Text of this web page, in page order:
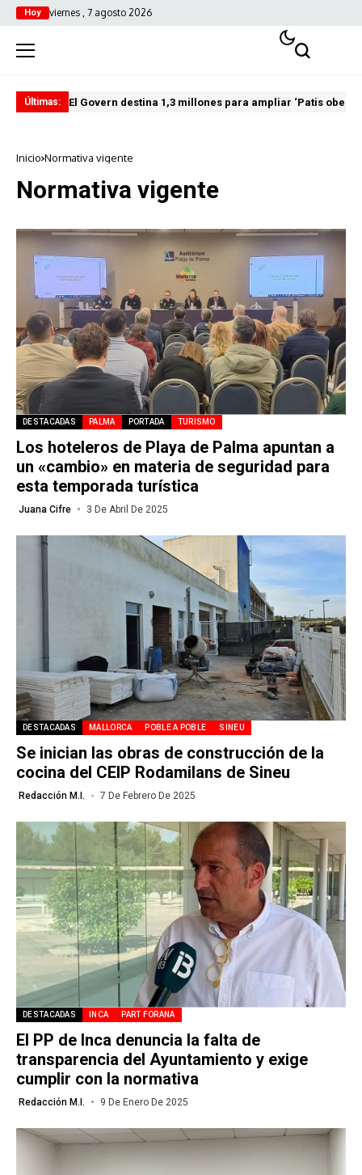
Hoy viernes , 7 agosto 2026
Últimas: El Govern destina 1,3 millones para ampliar ‘Patis
Inicio Normativa vigente
Normativa vigente
DESTACADAS PALMA PORTADA TURISMO
Los hoteleros de Playa de Palma apuntan a
un «cambio» en materia de seguridad para
esta temporada turística
Juana Cifre 3 De Abril De 2025
DESTACADAS MALLORCA POBLE A POBLE SINEU
Se inician las obras de construcción de la
cocina del CEIP Rodamilans de Sineu
Redacción M.I. 7 De Febrero De 2025
DESTACADAS INCA PART FORANA
El PP de Inca denuncia la falta de
transparencia del Ayuntamiento y exige
cumplir con la normativa
Redacción M.I. 9 De Enero De 2025